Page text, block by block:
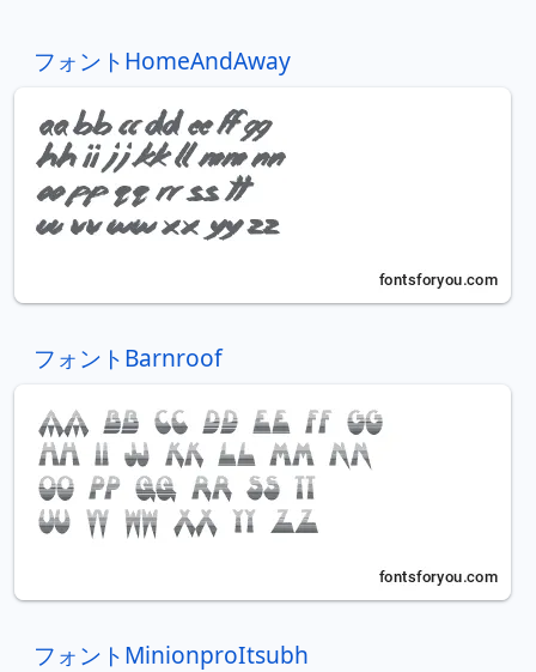
フォントHomeAndAway
フォントBarnroof
フォントMinionproItsubh